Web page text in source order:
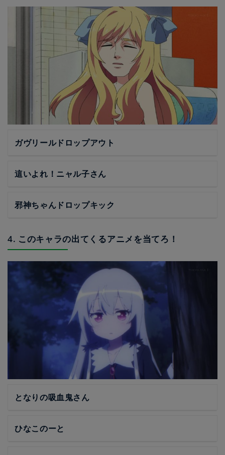
ガヴリールドロップアウト
這いよれ！ニャル子さん
邪神ちゃんドロップキック
4. このキャラの出てくるアニメを当てろ！
となりの吸血鬼さん
ひなこのーと